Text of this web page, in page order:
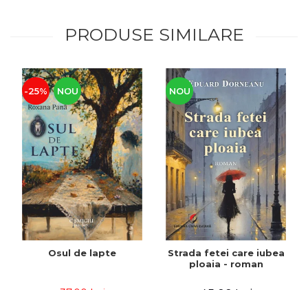
PRODUSE SIMILARE
-25% NOU
Osul de lapte
NOU
Strada fetei care iubea
ploaia - roman